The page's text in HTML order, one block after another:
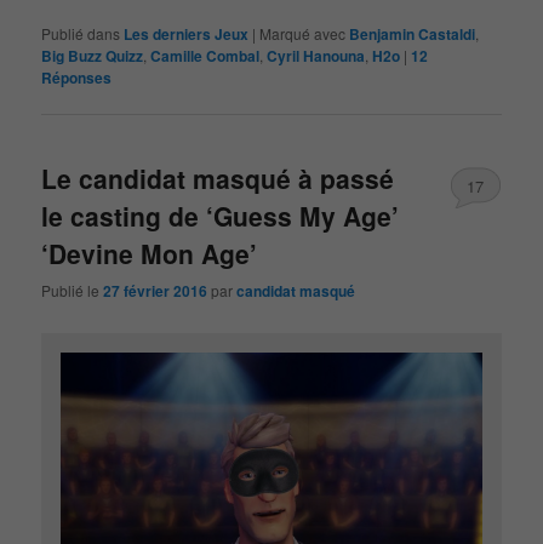
Publié dans Les derniers Jeux | Marqué avec Benjamin Castaldi
Big Buzz Quizz ,Camille Combal ,Cyril Hanouna H2o | 12
Réponses
Le candidat masqué à passé
le casting de ‘Guess My Age’
‘Devine Mon Age’
Publié le27 février 2016 parcandidat masqué
17